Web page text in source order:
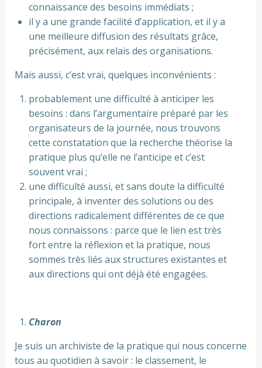
connaissance des besoins immédiats ;
il y a une grande facilité d’application, et il y a
une meilleure diffusion des résultats grâce,
précisément, aux relais des organisations.
Mais aussi, c’est vrai, quelques inconvénients :
probablement une difficulté à anticiper les
besoins : dans l’argumentaire préparé par les
organisateurs de la journée, nous trouvons
cette constatation que la recherche théorise la
pratique plus qu’elle ne l’anticipe et c’est
souvent vrai ;
une difficulté aussi, et sans doute la difficulté
principale, à inventer des solutions ou des
directions radicalement différentes de ce que
nous connaissons : parce que le lien est très
fort entre la réflexion et la pratique, nous
sommes très liés aux structures existantes et
aux directions qui ont déjà été engagées.
Charon
Je suis un archiviste de la pratique qui nous concerne
tous au quotidien à savoir : le classement, le